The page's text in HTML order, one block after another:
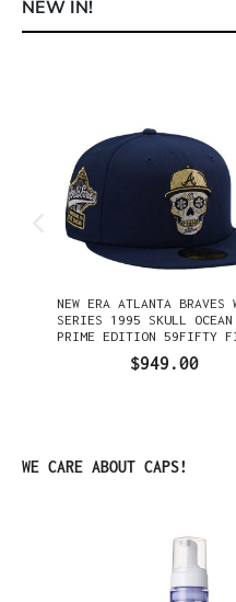
NEW IN!
NEW ERA ATLANTA BRAVES
SERIES 1995 SKULL
PRIME EDITION 59FIFTY
$949.00
Omitir la galería de
WE CARE ABOUT CAPS!